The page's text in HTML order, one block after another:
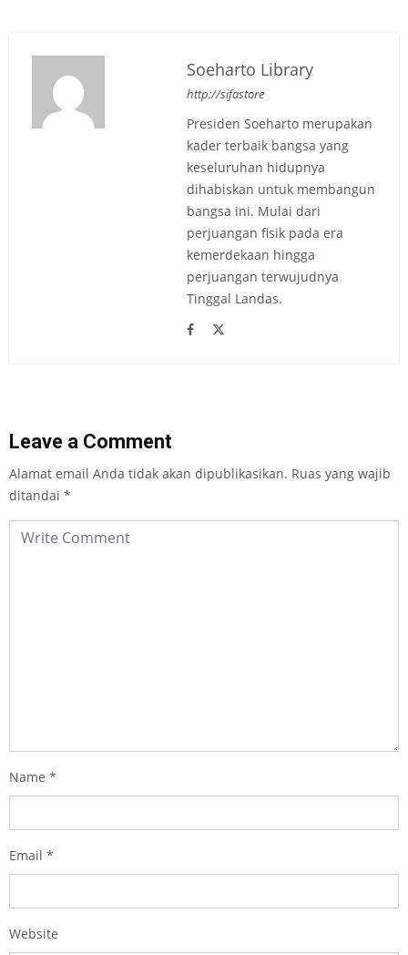
Soeharto Library
http://sifastore
Presiden Soeharto merupakan
kader terbaik bangsa yang
keseluruhan hidupnya
dihabiskan untuk membangun
bangsa ini. Mulai dari
perjuangan fisik pada era
kemerdekaan hingga
perjuangan terwujudnya
Tinggal Landas.
Leave a Comment
Alamat email Anda tidak akan dipublikasikan. Ruas yang wajib
ditandai *
Name *
Email *
Website